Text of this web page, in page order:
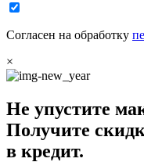
Согласен на обработку
×
Не упустите
Получите
в кредит.